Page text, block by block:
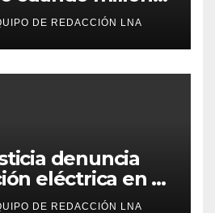
y sin agua
DE REDACCIÓN LNA
denuncia
eléctrica en el
DE REDACCIÓN LNA